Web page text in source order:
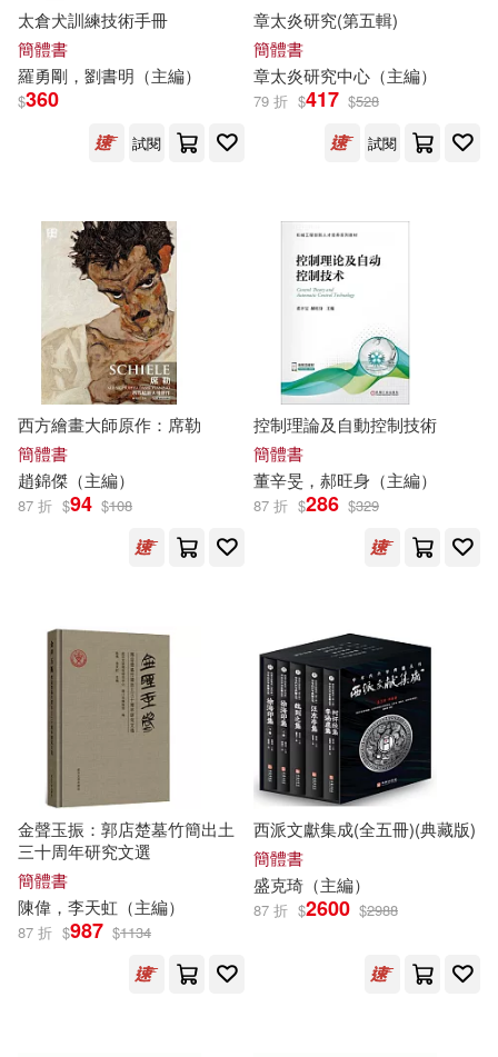
張國見（主編）(98)
楊建飛（主編）(98)
ケイ・エム・プロデュース(97)
張連生（主編）(97)
張偉（主編）(96)
周仲瑛，於文明（主編）(95)
アリスJAPAN公式E-book(94)
劉益宏（主編）(94)
孫靜（主編）(94)
謝宇（主編）(94) 梁曉聲(92)
エッチなシロウト(91)
上海書畫出版社(91)
江必新（主編）(89)
藍山（主編）(89) 馬翠蘿(89)
姜正成（主編）(88)
科學技術文獻出版社(1327)
立信會計出版社(1285)
經濟管理出版社(1268)
哈爾濱工業大學出版社(1261)
重慶出版社(1256)
鄭州大學出版社(1194)
合肥工業大學出版社(1114)
上海古籍出版社(1107)
武漢理工大學出版社(1100)
中國農業大學出版社(1097)
太倉犬訓練技術手冊
簡體書
羅勇剛，劉書明（主編）
$360
試閱
章太炎研究(第五輯)
簡體書
章太炎研究中心（主編）
79 折 $417 $528
試閱
西方繪畫大師原作：席勒
簡體書
趙錦傑（主編）
87 折 $94 $108
控制理論及自動控制技術
簡體書
董辛旻，郝旺身（主編）
87 折 $286 $329
金聲玉振：郭店楚墓竹簡出土
三十周年研究文選
簡體書
陳偉，李天虹（主編）
87 折 $987 $1134
西派文獻集成(全五冊)(典藏版)
簡體書
盛克琦（主編）
87 折 $2600 $2988